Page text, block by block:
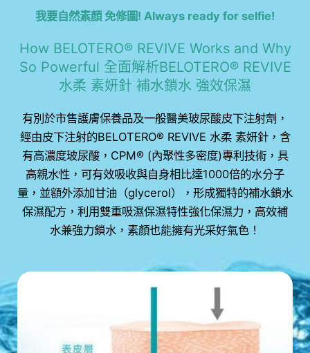
我要自然素顏 免修圖! Always ready for selfie!
How BELOTERO® REVIVE Works and Why
So Powerful 全面解析BELOTERO® REVIVE
水柔 素妍針 補水鎖水 強效保濕
有別於市售護膚保養品及一般醫美玻尿酸皮下注射劑，
經由皮下注射的BELOTERO® REVIVE 水柔 素妍針，含
有高濃度玻尿酸，CPM®️ (內聚性多密度)專利技術，具
高親水性，可有效吸收與自身相比達1000倍的水分子
量，並額外添加甘油（glycerol），形成獨特的補水鎖水
保濕配方，利用雙重吸濕保濕特性強化保濕力，高效補
水兼強力鎖水，素顏也能擁有光采好氣色！